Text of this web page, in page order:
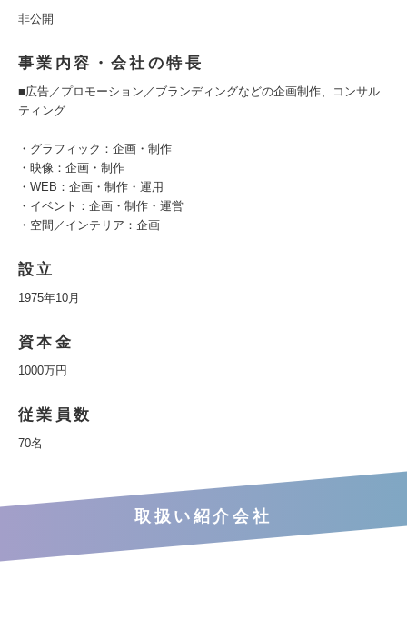
非公開
事業内容・会社の特長
■広告／プロモーション／ブランディングなどの企画制作、コンサル
ティング
・グラフィック：企画・制作
・映像：企画・制作
・WEB：企画・制作・運用
・イベント：企画・制作・運営
・空間／インテリア：企画
設立
1975年10月
資本金
1000万円
従業員数
70名
取扱い紹介会社